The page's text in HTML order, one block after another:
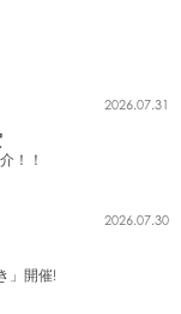
2026.07.31
！！
2026.07.30
」開催!